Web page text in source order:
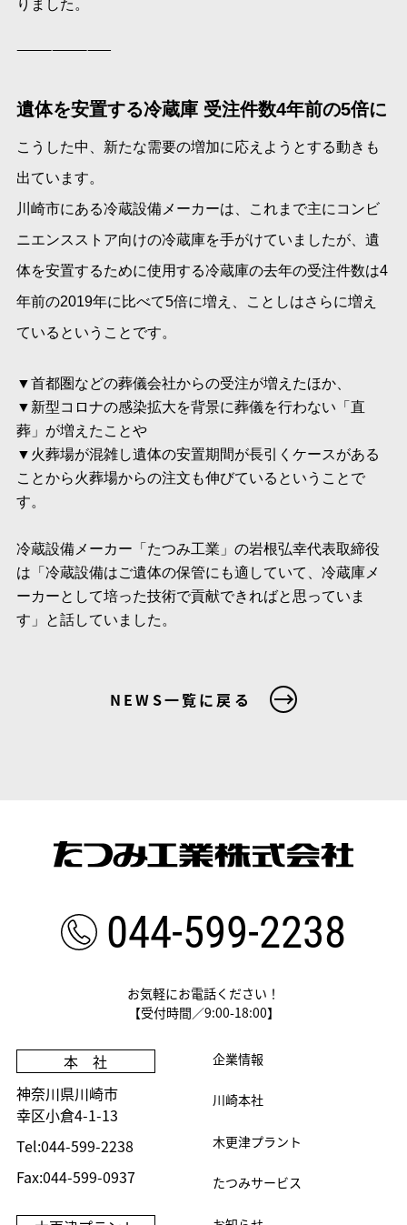
りました。
————————
遺体を安置する冷蔵庫 受注件数4年前の5倍に
こうした中、新たな需要の増加に応えようとする動きも
出ています。
川崎市にある冷蔵設備メーカーは、これまで主にコンビ
ニエンスストア向けの冷蔵庫を手がけていましたが、遺
体を安置するために使用する冷蔵庫の去年の受注件数は4
年前の2019年に比べて5倍に増え、ことしはさらに増え
ているということです。
▼首都圏などの葬儀会社からの受注が増えたほか、
▼新型コロナの感染拡大を背景に葬儀を行わない「直
葬」が増えたことや
▼火葬場が混雑し遺体の安置期間が長引くケースがある
ことから火葬場からの注文も伸びているということで
す。
冷蔵設備メーカー「たつみ工業」の岩根弘幸代表取締役
は「冷蔵設備はご遺体の保管にも適していて、冷蔵庫メ
ーカーとして培った技術で貢献できればと思っていま
す」と話していました。
NEWS一覧に戻る
044-599-2238
お気軽にお電話ください！
【受付時間／9:00-18:00】
企業情報
川崎本社
木更津プラント
たつみサービス
本 社
神奈川県川崎市
幸区小倉4-1-13
Tel:044-599-2238
Fax:044-599-0937